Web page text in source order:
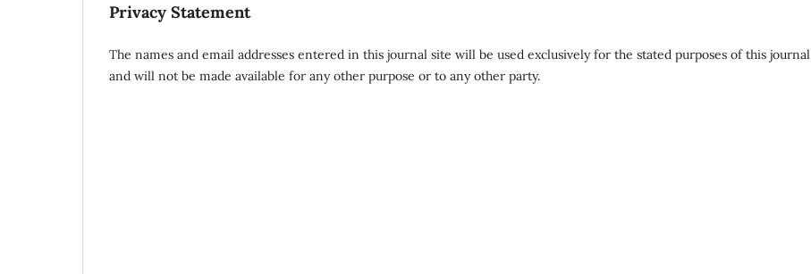
Privacy Statement
The names and email addresses entered in this journal site will be used exclusively for the stated purposes of this journal
and will not be made available for any other purpose or to any other party.